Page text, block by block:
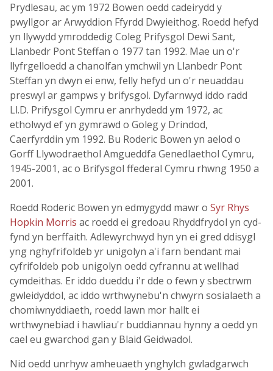
Prydlesau, ac ym 1972 Bowen oedd cadeirydd y
pwyllgor ar Arwyddion Ffyrdd Dwyieithog. Roedd hefyd
yn llywydd ymroddedig Coleg Prifysgol Dewi Sant,
Llanbedr Pont Steffan o 1977 tan 1992. Mae un o'r
llyfrgelloedd a chanolfan ymchwil yn Llanbedr Pont
Steffan yn dwyn ei enw, felly hefyd un o'r neuaddau
preswyl ar gampws y brifysgol. Dyfarnwyd iddo radd
Ll.D. Prifysgol Cymru er anrhydedd ym 1972, ac
etholwyd ef yn gymrawd o Goleg y Drindod,
Caerfyrddin ym 1992. Bu Roderic Bowen yn aelod o
Gorff Llywodraethol Amgueddfa Genedlaethol Cymru,
1945-2001, ac o Brifysgol ffederal Cymru rhwng 1950 a
2001.
Roedd Roderic Bowen yn edmygydd mawr o Syr Rhys
Hopkin Morris ac roedd ei gredoau Rhyddfrydol yn cyd-
fynd yn berffaith. Adlewyrchwyd hyn yn ei gred ddisygl
yng nghyfrifoldeb yr unigolyn a'i farn bendant mai
cyfrifoldeb pob unigolyn oedd cyfrannu at wellhad
cymdeithas. Er iddo dueddu i'r dde o fewn y sbectrwm
gwleidyddol, ac iddo wrthwynebu'n chwyrn sosialaeth a
chomiwnyddiaeth, roedd lawn mor hallt ei
wrthwynebiad i hawliau'r buddiannau hynny a oedd yn
cael eu gwarchod gan y Blaid Geidwadol.
Nid oedd unrhyw amheuaeth ynghylch gwladgarwch